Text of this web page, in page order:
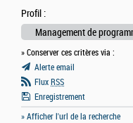
Profil :
» Conserver ces critères via :
Alerte email
Flux RSS
Enregistrement
» Afficher l'url de la recherche